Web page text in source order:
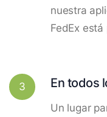
nuestra
FedEx está
3 En todos
Un lugar